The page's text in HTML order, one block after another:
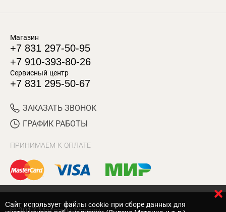
Магазин
+7 831 297-50-95
+7 910-393-80-26
Сервисный центр
+7 831 295-50-67
ЗАКАЗАТЬ ЗВОНОК
ГРАФИК РАБОТЫ
ПРИНИМАЕМ К ОПЛАТЕ
Cайт использует файлы cookie при сборе данных для